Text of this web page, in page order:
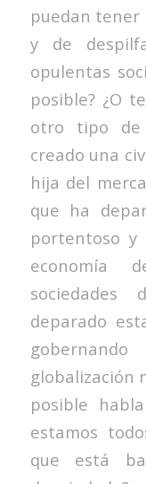
puedan tener
y de
opulentas
posible? ¿O
otro tipo de
creado una
hija del
que ha
portentoso y
economía
deparado
globalización
posible
estamos
que está